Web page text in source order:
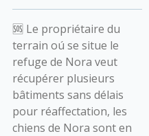
🆘 Le propriétaire du
terrain oú se situe le
refuge de Nora veut
récupérer plusieurs
bâtiments sans délais
pour réaffectation, les
chiens de Nora sont en